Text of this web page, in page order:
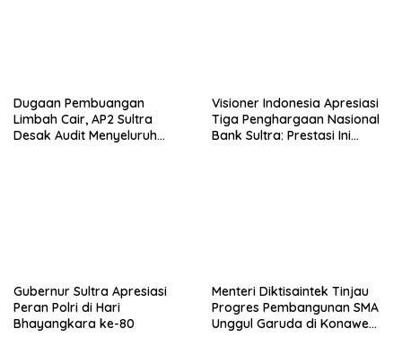
Dugaan Pembuangan
Limbah Cair, AP2 Sultra
Desak Audit Menyeluruh
Visioner Indonesia Apresiasi
Tiga Penghargaan Nasional
Bank Sultra: Prestasi Ini
Gubernur Sultra Apresiasi
Peran Polri di Hari
Bhayangkara ke-80
Menteri Diktisaintek Tinjau
Progres Pembangunan SMA
Unggul Garuda di Konawe